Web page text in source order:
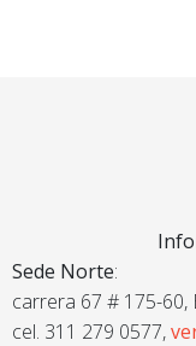
Sede Norte:
carrera 67 # 175-60,
cel. 311 279 0577,